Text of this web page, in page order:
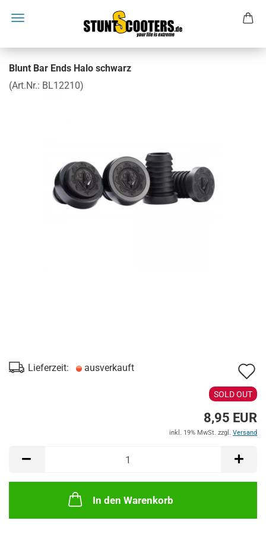
Blunt Bar Ends Halo schwarz
(Art.Nr.: BL12210)
Lieferzeit: ausverkauft
SOLD OUT
8,95 EUR
inkl. 19% MwSt. zzgl. Versand
In den Warenkorb